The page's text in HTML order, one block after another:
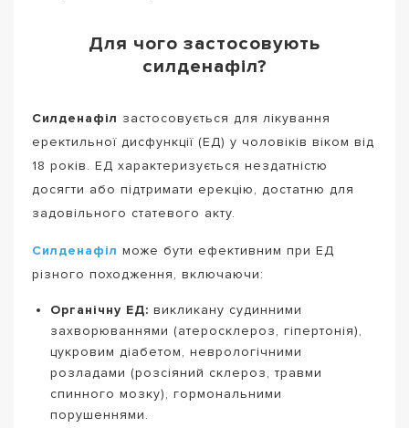
Для чого застосовують
силденафіл?
Силденафіл застосовується для лікування
еректильної дисфункції (ЕД) у чоловіків віком від
18 років. ЕД характеризується нездатністю
досягти або підтримати ерекцію, достатню для
задовільного статевого акту.
Силденафіл може бути ефективним при ЕД
різного походження, включаючи:
Органічну ЕД: викликану судинними
захворюваннями (атеросклероз, гіпертонія),
цукровим діабетом, неврологічними
розладами (розсіяний склероз, травми
спинного мозку), гормональними
порушеннями.